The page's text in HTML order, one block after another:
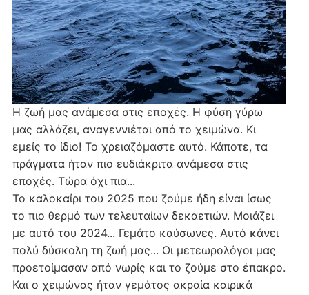
Η ζωή μας ανάμεσα στις εποχές. Η φύση γύρω
μας αλλάζει, αναγεννιέται από το χειμώνα. Κι
εμείς το ίδιο! Το χρειαζόμαστε αυτό. Κάποτε, τα
πράγματα ήταν πιο ευδιάκριτα ανάμεσα στις
εποχές. Τώρα όχι πια...
Το καλοκαίρι του 2025 που ζούμε ήδη είναι ίσως
το πιο θερμό των τελευταίων δεκαετιών. Μοιάζει
με αυτό του 2024... Γεμάτο καύσωνες. Αυτό κάνει
πολύ δύσκολη τη ζωή μας... Οι μετεωρολόγοι μας
προετοίμασαν από νωρίς και το ζούμε στο έπακρο.
Και ο χειμώνας ήταν γεμάτος ακραία καιρικά